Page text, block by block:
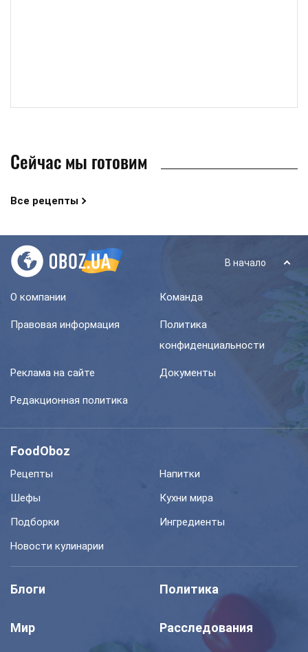
Сейчас мы готовим
Все рецепты
В начало
О компании Команда
Правовая информация
Политика
конфиденциальности
Реклама на сайте Документы
Редакционная политика
FoodOboz
Рецепты
Напитки
Шефы
Кухни мира
Подборки
Ингредиенты
Новости кулинарии
Блоги Политика
Мир Расследования